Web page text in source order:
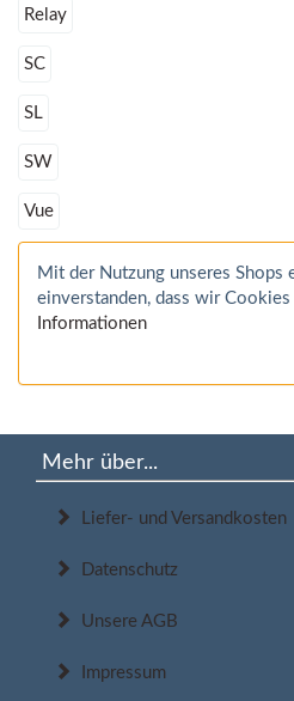
Relay
SC
SL
SW
Vue
Mit der Nutzung unseres Shops
einverstanden, dass wir
Informationen
Mehr über...
Liefer- und Versandkosten
Datenschutz
Unsere AGB
Impressum